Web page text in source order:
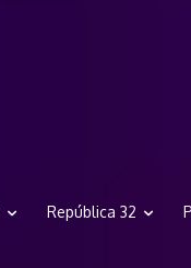
República 32